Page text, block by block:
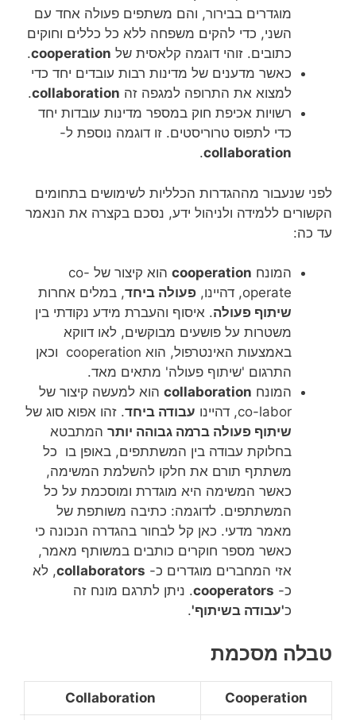
מוגדרים בבירור, והם משתפים פעולה אחד עם
השני, כדי להקים משפחה ללא כל כללים וחוקים
כתובים. זוהי דוגמה קלאסית של cooperation
.
כאשר מדענים של מדינות רבות עובדים יחד כדי
למצוא את התרופה למגפה זה collaboration
.
רשויות אכיפת חוק במספר מדינות עובדות יחד
כדי לתפוס טרוריסטים. זו דוגמה נוספת ל-
collaboration
.
לפני שנעבור מההגדרות הכלליות לשימושים בתחומים
הקשורים ללמידה ולניהול ידע, נסכם בקצרה את הנאמר
עד כה:
המונח cooperation
הוא קיצור של co-
operate, דהיינו,
פעולה ביחד, במלים אחרות
שיתוף פעולה. איסוף והעברת מידע נקודתי בין
משטרות על פושעים מבוקשים, לאו דווקא
באמצעות האינטרפול, הוא cooperation וכאן
התרגום 'שיתוף פעולה' מתאים מאד.
המונח collaboration הוא למעשה קיצור של
co-labor, דהיינו
עבודה ביחד. זהו אפוא סוג של
שיתוף פעולה ברמה גבוהה יותר המתבטא
בחלוקת עבודה בין המשתתפים, באופן בו כל
משתתף תורם את חלקו להשלמת המשימה,
כאשר המשימה היא מוגדרת ומוסכמת על כל
המשתתפים. לדוגמה: כתיבה משותפת של
מאמר מדעי. כאן קל לבחור בהגדרה הנכונה כי
כאשר מספר חוקרים כותבים במשותף מאמר,
אזי המחברים מוגדרים כ- collaborators, לא
כ- cooperators. ניתן לתרגם מונח זה
כ'עבודה בשיתוף'.
טבלה מסכמת
Cooperation
Collaboration